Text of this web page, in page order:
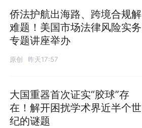
侨法护航出海路、跨境合规解
难题！美国市场法律风险实务
专题讲座举办
原创 昨天17:57
大国重器首次证实“胶球”存
在！解开困扰学术界近半个世
纪的谜题